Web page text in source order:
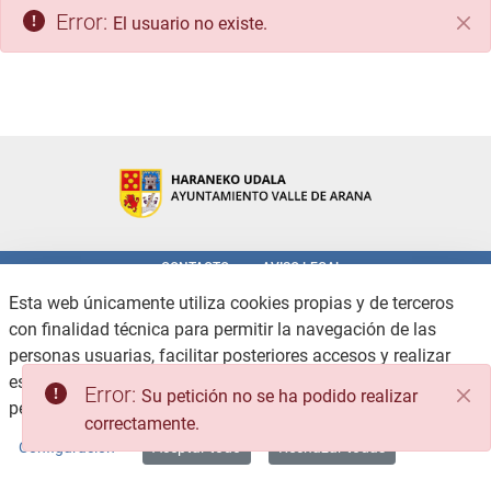
Error: El usuario no existe.
CONTACTO
AVISO LEGAL
POLÍTICA DE PRIVACIDAD
POLÍTICA DE COOKIES
ACCESIBILIDAD
CANAL DE DENUNCIAS
Copyright © 2026 / Excmo. valledearana | Todos los derechos reservados.
Esta web únicamente utiliza cookies propias y de terceros
con finalidad técnica para permitir la navegación de las
personas usuarias, facilitar posteriores accesos y realizar
estadísticas de uso, no recabando ni cediendo datos
personales. Consulte la Política de privacidad
Configuración
Error: Su petición no se ha podido realizar
correctamente.